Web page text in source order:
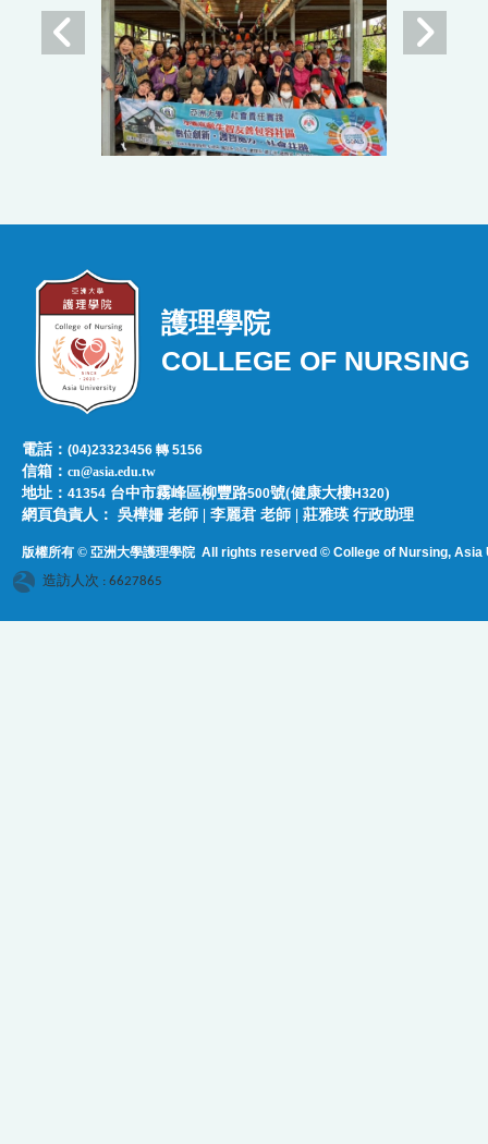
護理學院
COLLEGE OF NURSING
電話：(04)23323456 轉 5156
信箱：cn@asia.edu.tw
地址：41354 台中市霧峰區柳豐路500號(健康大樓H320)
網頁負責人：​​​ ​吳樺姍 老師 | 李麗君 老師 | 莊雅瑛 行政助理
版權所有 © 亞洲大學護理學院All rights reserved © College of Nursing, Asia
造訪人次 : 6627865